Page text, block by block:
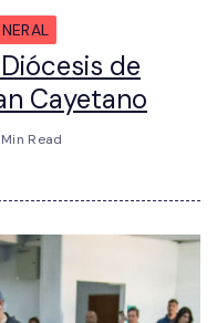
de
Cayetano
Read